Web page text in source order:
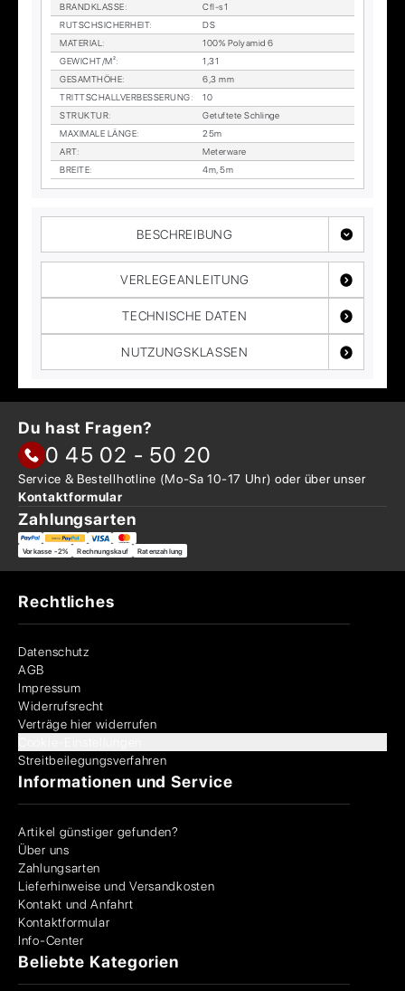
BRAND­KLAS­SE:
Cfl-s1
RUTSCH­SI­CHER­HEIT:
DS
MA­TE­RI­AL:
100% Po­ly­amid 6
GE­WICHT/M²:
1,31
GE­SAMT­HÖ­HE:
6,3 mm
TRITT­SCHALL­VER­BES­SE­RUNG:
10
STRUK­TUR:
Ge­tuf­te­te Schlin­ge
MA­XI­MA­LE LÄN­GE:
25m
ART:
Me­ter­wa­re
BREI­TE: 4m, 5m
BESCHREIBUNG
VERLEGEANLEITUNG
TECHNISCHE DATEN
NUTZUNGSKLASSEN
Du hast Fragen?
0 45 02 - 50 20
Service & Bestellhotline (Mo-Sa 10-17 Uhr) oder überunser
Kontaktformular
Zahlungsarten
Vorkasse -2% Rechnungskauf Ratenzahlung
Rechtliches
Datenschutz
AGB
Impressum
Widerrufsrecht
Verträge hier widerrufen
Streitbeilegungsverfahren
Informationen und Service
Artikel günstiger gefunden?
Über uns
Zahlungsarten
Lieferhinweise und Versandkosten
Kontakt und Anfahrt
Kontaktformular
Info-Center
Beliebte Kategorien